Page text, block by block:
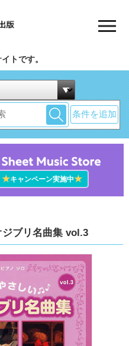
トです。
条件を追加
★キャンペーン実施中★
ジブリ名曲集 vol.3